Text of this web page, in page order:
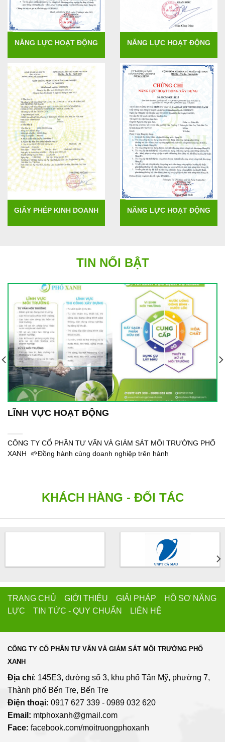
NĂNG LỰC HOẠT ĐỘNG NĂNG LỰC HOẠT ĐỘNG
GIẤY PHÉP KINH DOANH NĂNG LỰC HOẠT ĐỘNG
TIN NỔI BẬT
LĨNH VỰC HOẠT ĐỘNG
CÔNG TY CỔ PHẦN TƯ VẤN VÀ GIÁM SÁT MÔI TRƯỜNG PHỐ
XANH 🌱Đồng hành cùng doanh nghiệp trên hành
KHÁCH HÀNG - ĐỐI TÁC
TRANG CHỦ GIỚI THIỆU GIẢI PHÁP HỒ SƠ NĂNG
LỰC TIN TỨC - QUY CHUẨN LIÊN HỆ
CÔNG TY CỔ PHẦN TƯ VẤN VÀ GIÁM SÁT MÔI TRƯỜNG PHỐ
XANH
Địa chỉ: 145E3, đường số 3, khu phố Tân Mỹ, phường 7,
Thành phố Bến Tre, Bến Tre
Điện thoại: 0917 627 339 - 0989 032 620
Email: mtphoxanh@gmail.com
Face: facebook.com/moitruongphoxanh